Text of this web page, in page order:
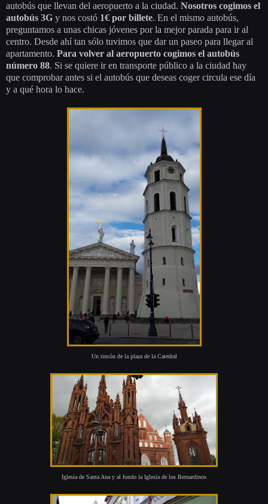
autobús que llevan del aeropuerto a la ciudad. Nosotros cogimos el
autobús 3G y nos costó 1€ por billete. En el mismo autobús,
preguntamos a unas chicas jóvenes por la mejor parada para ir al
centro. Desde ahí tan sólo tuvimos que dar un paseo para llegar al
apartamento. Para volver al aeropuerto cogimos el autobús
número 88. Si se quiere ir en transporte público a la ciudad hay
que comprobar antes si el autobús que deseas coger circula ese día
y a qué hora lo hace.
Un rincón de la plaza de la Catedral
Iglesia de Santa Ana y al fondo la Iglesia de los Bernardinos